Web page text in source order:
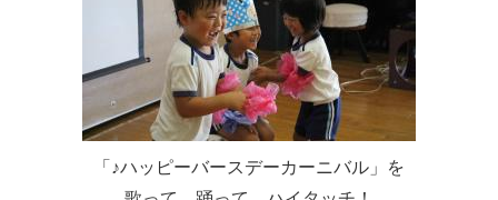
「♪ハッピーバースデーカーニバル」を